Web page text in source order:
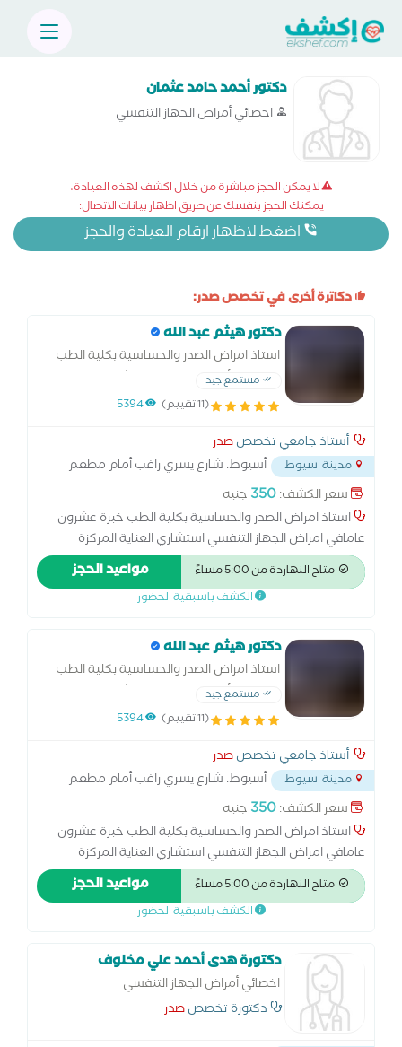
دكتور أحمد حامد عثمان
اخصائي أمراض الجهاز التنفسي
لا يمكن الحجز مباشرة من خلال اكشف لهذه العيادة،
يمكنك الحجز بنفسك عن طريق اظهار بيانات الاتصال:
اضغط لاظهار ارقام العيادة والحجز
دكاترة أخرى في تخصص صدر:
دكتور هيثم عبد الله
استاذ امراض الصدر والحساسية بكلية الطب
دكتوراه الأمراض الصدرية استشاري العناية
المركزة والمناظير
مستمع جيد
(11 تقييم) 5394
أستاذ جامعي تخصصصدر
مدينة اسيوط
أسيوط. شارع يسري راغب أمام مطعم
الناحل فوق...
سعر الكشف:350 جنيه
استاذ امراض الصدر والحساسية بكلية الطب خبرة عشرون
عامافي امراض الجهاز التنفسي استشاري العناية المركزة
التنفسية استشاري الأمراض الصدرية ومناظير الصدر بكالوريوس
الطب والجراحة ماجستير الأمراض الصدرية دكتوراه الأمراض
متاح النهاردة من 5:00 مساءً مواعيد الحجز
الكشف باسبقية الحضور
دكتور هيثم عبد الله
استاذ امراض الصدر والحساسية بكلية الطب
دكتوراه الأمراض الصدرية استشاري العناية
المركزة والمناظير
مستمع جيد
(11 تقييم) 5394
أستاذ جامعي تخصصصدر
مدينة اسيوط
أسيوط. شارع يسري راغب أمام مطعم
الناحل فوق...
سعر الكشف:350 جنيه
استاذ امراض الصدر والحساسية بكلية الطب خبرة عشرون
عامافي امراض الجهاز التنفسي استشاري العناية المركزة
التنفسية استشاري الأمراض الصدرية ومناظير الصدر بكالوريوس
الطب والجراحة ماجستير الأمراض الصدرية دكتوراه الأمراض
متاح النهاردة من 5:00 مساءً مواعيد الحجز
الكشف باسبقية الحضور
دكتورة هدى أحمد علي مخلوف
اخصائي أمراض الجهاز التنفسي
دكتورة تخصصصدر